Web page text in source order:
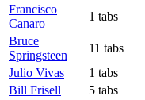
Francisco
Canaro
1 tabs
Bruce
Springsteen
11 tabs
Julio Vivas
1 tabs
Bill Frisell
5 tabs